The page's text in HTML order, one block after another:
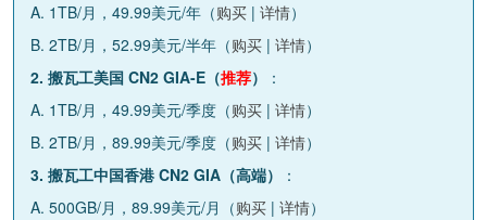
A. 1TB/月，49.99美元/年（购买 | 详情）
B. 2TB/月，52.99美元/半年（购买 | 详情）
2. 搬瓦工美国 CN2 GIA-E（推荐）
：
A. 1TB/月，49.99美元/季度（购买 | 详情）
B. 2TB/月，89.99美元/季度（购买 | 详情）
3. 搬瓦工中国香港 CN2 GIA（高端）
：
A. 500GB/月，89.99美元/月（购买 | 详情）